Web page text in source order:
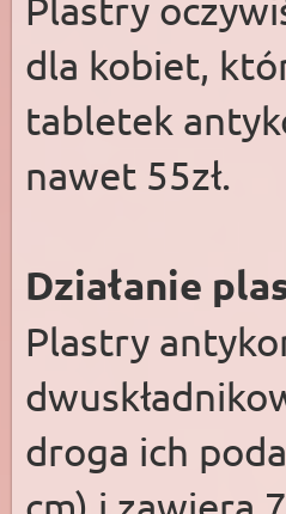
Plastry
dla kobiet,
tabletek
nawet 55zł.
Działanie
Plastry
droga ich